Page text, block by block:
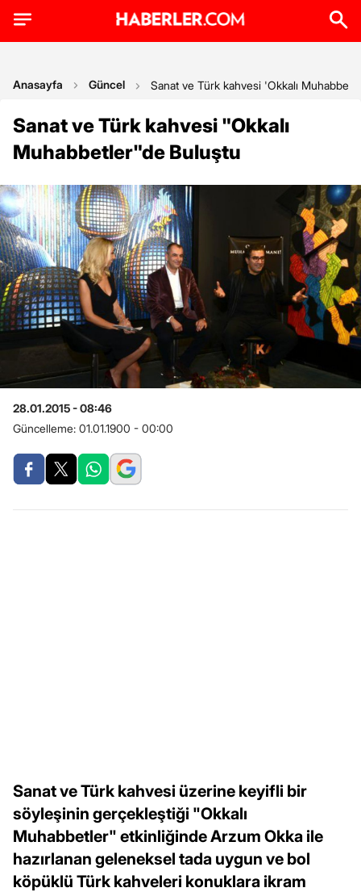
Anasayfa Güncel Sanat ve Türk kahvesi 'Okkalı
Sanat ve Türk kahvesi "Okkalı
Muhabbetler"de Buluştu
28.01.2015 - 08:46
Güncelleme: 01.01.1900 - 00:00
Sanat ve Türk kahvesi üzerine keyifli bir
söyleşinin gerçekleştiği "Okkalı
Muhabbetler" etkinliğinde Arzum Okka ile
hazırlanan geleneksel tada uygun ve bol
köpüklü Türk kahveleri konuklara ikram